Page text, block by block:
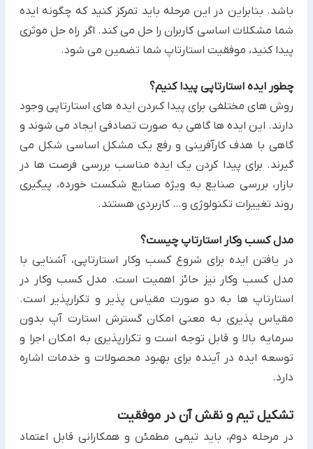
باشد. بنابراین در این مرحله باید تمرکز کنید که چگونه ایده
شما مشکلات اساسی کاربران را حل می کند. اگر راه حل موثری
پیدا کنید، موفقیت استارتاپ شما تضمین می شود.
چطور ایده استارتاپی پیدا کنیم؟
روش های مختلفی برای پیدا کردن ایده های استارتاپی وجود
دارند. این ایده ها گاهی به صورت تصادفی ایجاد می شوند و
گاهی با هدف کارآفرینی و رفع یک مشکل اساسی شکل می
گیرند. برای پیدا کردن یک ایده مناسب بررسی فرصت ها در
بازار، بررسی صنایع به ویژه صنایع شکست خورده، پیگیری
روند تغییرات تکنولوژی و… کاربردی هستند.
مدل کسب وکار استارتاپ چیست؟
در یافتن ایده برای شروع کسب وکار استارتاپی، آشنایی با
مدل کسب وکار نیز حائز اهمیت است. مدل کسب وکار در
استارتاپ ها به دو صورت مقیاس پذیر و تکرارپذیر است.
مقیاس پذیری به معنی امکان گسترش استارت آپ بدون
سرمایه بالا و قابل توجه است و تکرارپذیری به امکان اجرا و
توسعه ایده در آینده برای بهبود محصولات و خدمات اشاره
دارد.
تشکیل تیم و نقش آن در موفقیت
در مرحله دوم، باید تیمی مطمئن و همکارانی قابل اعتماد